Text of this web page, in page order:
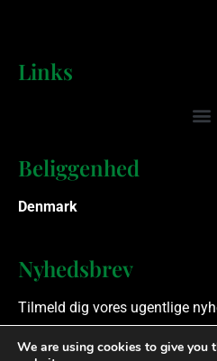
Links
Beliggenhed
Denmark
Nyhedsbrev
Tilmeld dig vores ugentlige
spammer.
We are using cookies to give you